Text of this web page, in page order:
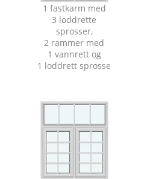
1 fastkarm med
3 loddrette
sprosser,
2 rammer med
1 vannrett og
1 loddrett sprosse